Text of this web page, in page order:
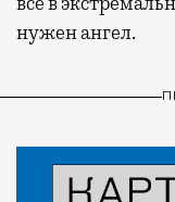
нужен ангел.